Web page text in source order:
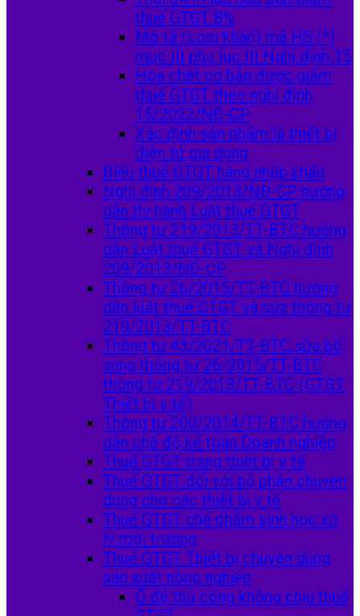
thuế GTGT 8%
Mô tả (Loại khác) mã HS (*)
mục III phụ lục III Nghị định 15
Hóa chất cơ bản được giảm
thuế GTGT theo nghị định
15/2022/NĐ-CP
Xác định sản phẩm là thiết bị
điện tử gia dụng
Biểu thuế GTGT hàng nhập khẩu
Nghị định 209/2013/NĐ-CP hướng
dẫn thi hành Luật thuế GTGT
Thông tư 219/2013/TT-BTC hướng
dẫn Luật thuế GTGT và Nghị định
209/2013/NĐ-CP
Thông tư 26/2015/TT-BTC hướng
dẫn luật thuế GTGT và sửa thông tư
219/2013/TT-BTC
Thông tư 43/2021/TT-BTC sửa bổ
sung thông tư 26/2015/TT-BTC
thông tư 219/2013/TT-BTC (GTGT
Thiết bị y tế)
Thông tư 200/2014/TT-BTC hướng
dẫn chế độ kế toán Doanh nghiệp
Thuế GTGT trang thiết bị y tế
Thuế GTGT đối với bộ phận chuyên
dụng cho các thiết bị y tế
Thuế GTGT chế phẩm sinh học xử
lý môi trường
Thuế GTGT Thiết bị chuyên dùng
sản xuất nông nghiệp
Ổ đẻ thủ công không chịu thuế